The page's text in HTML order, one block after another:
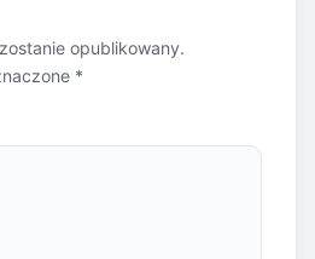
opublikowany.
*